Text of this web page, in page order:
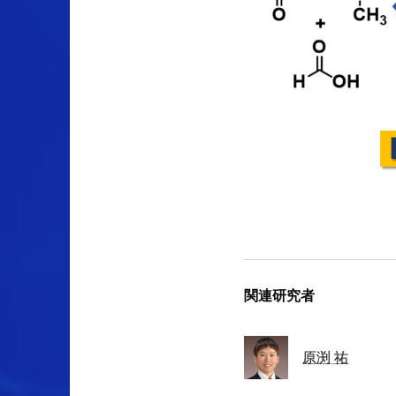
関連研究者
原渕 祐